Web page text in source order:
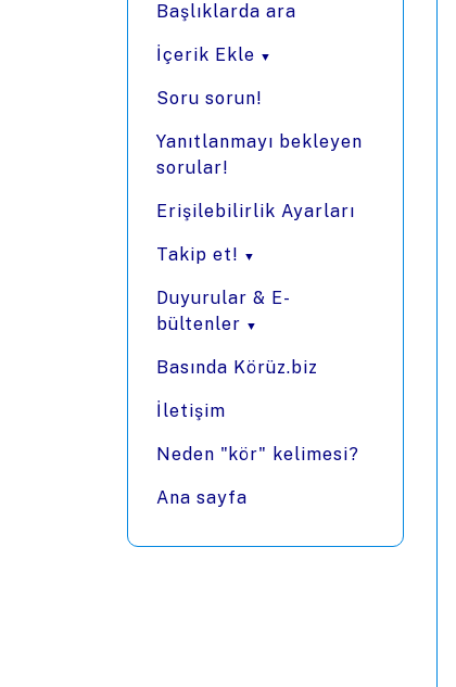
Başlıklarda ara
İçerik Ekle
Soru sorun!
Yanıtlanmayı bekleyen
sorular!
Erişilebilirlik Ayarları
Takip et!
Duyurular & E-
bültenler
Basında Körüz.biz
İletişim
Neden "kör" kelimesi?
Ana sayfa